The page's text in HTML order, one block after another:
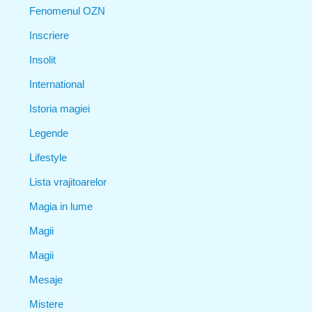
Fenomenul OZN
Inscriere
Insolit
International
Istoria magiei
Legende
Lifestyle
Lista vrajitoarelor
Magia in lume
Magii
Magii
Mesaje
Mistere